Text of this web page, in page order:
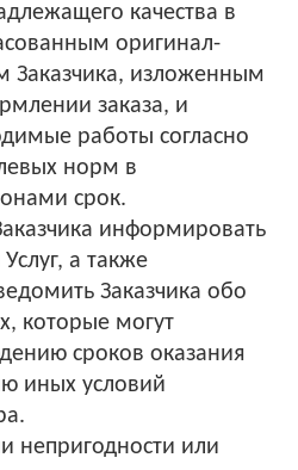
качества в
оригинал-
Заказчика, изложенным
заказа, и
работы согласно
норм в
срок.
информировать
а также
Заказчика обо
которые могут
сроков оказания
иных условий
непригодности или